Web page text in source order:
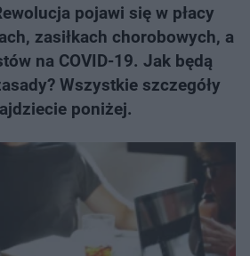
pojawi się w płacy
zasiłkach chorobowych, a
na COVID-19. Jak będą
Wszystkie szczegóły
poniżej.